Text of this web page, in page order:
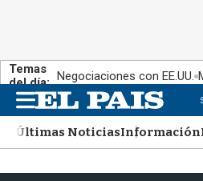
Temas
del día: Negociaciones con EE.UU.
n
uÚltimas NoticiasInformación